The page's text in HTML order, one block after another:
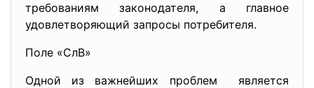
требованиям законодателя, а главное
удовлетворяющий запросы потребителя.
Поле «СлВ»
Одной из важнейших проблем является